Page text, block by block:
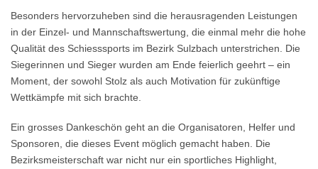
Besonders hervorzuheben sind die herausragenden Leistungen
in der Einzel- und Mannschaftswertung, die einmal mehr die hohe
Qualität des Schiesssports im Bezirk Sulzbach unterstrichen. Die
Siegerinnen und Sieger wurden am Ende feierlich geehrt – ein
Moment, der sowohl Stolz als auch Motivation für zukünftige
Wettkämpfe mit sich brachte.
Ein grosses Dankeschön geht an die Organisatoren, Helfer und
Sponsoren, die dieses Event möglich gemacht haben. Die
Bezirksmeisterschaft war nicht nur ein sportliches Highlight,